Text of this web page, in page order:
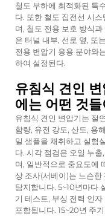
철도 부하에 최적화된 특
다. 또한 철도 집전선 시
며, 철도 전용 보호 방식
은 터널 내부, 선로 옆, 또
전용 변압기 응용 분야와
하여 설정된다.
유침식 견인
에는 어떤 것
유침식 견인 변압기는 절
함량, 유전 강도, 산도, 용
일 샘플을 채취하고 실험
다. 시각 점검은 오일 누
며, 일반적으로 중요도에
상 조사(서베이)는 느슨
탐지합니다. 5~10년마다
기 테스트, 부싱 전력 인
포함됩니다. 15~20년 주